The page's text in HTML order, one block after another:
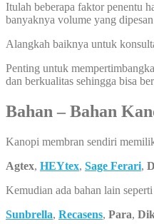
Itulah beberapa faktor penentu
banyaknya volume yang
Alangkah baiknya untuk
Penting untuk
dan berkualitas sehingga bisa
Bahan – Bahan
Kanopi membran sendiri
Agtex, HEYtex, Sage Ferari,
Kemudian ada bahan lain
Sunbrella, Recasens, Para,